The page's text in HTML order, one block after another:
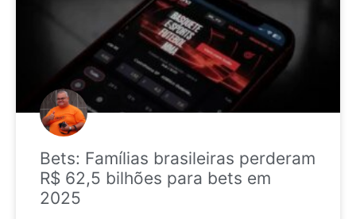
Bets: Famílias brasileiras perderam
R$ 62,5 bilhões para bets em
2025